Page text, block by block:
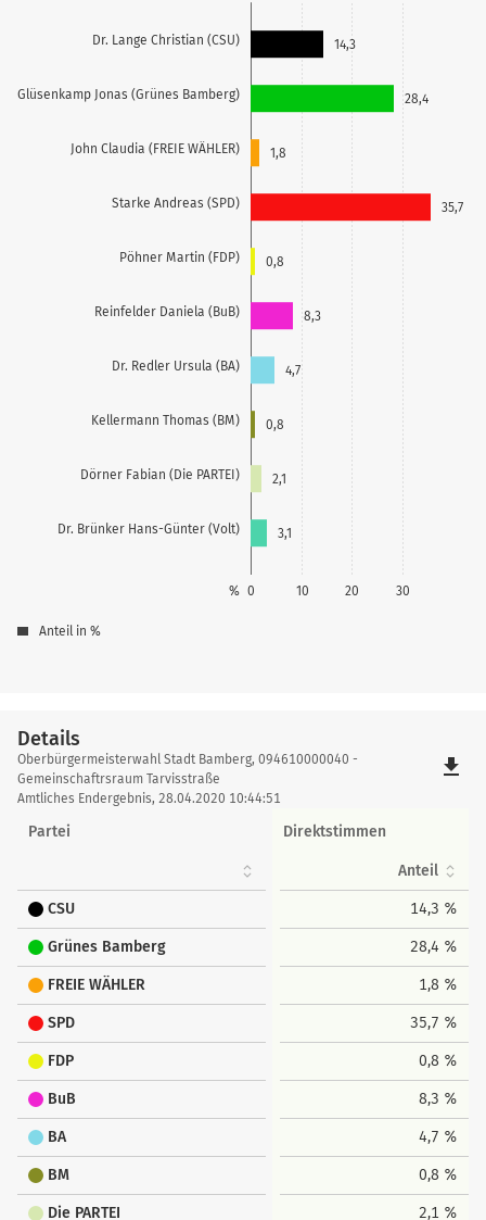
Dr. Lange Christian (CSU)
Glüsenkamp Jonas (Grünes Bamberg)
John Claudia (FREIE WÄHLER)
Starke Andreas (SPD)
Pöhner Martin (FDP)
Reinfelder Daniela (BuB)
Dr. Redler Ursula (BA)
Kellermann Thomas (BM)
Dörner Fabian (Die PARTEI)
Dr. Brünker Hans-Günter (Volt)
0 10 20 30
%
14,3
28,4
1,8
35,7
0,8
8,3
4,7
0,8
2,1
3,1
Anteil in %
Details
Details
Oberbürgermeisterwahl Stadt Bamberg, 094610000040 -
Gemeinschaftrsraum Tarvisstraße
Amtliches Endergebnis, 28.04.2020 10:44:51
file_download
Partei Direktstimmen
Anteil
CSU 14,3 %
Grünes Bamberg 28,4 %
FREIE WÄHLER 1,8 %
SPD 35,7 %
FDP 0,8 %
BuB 8,3 %
BA 4,7 %
BM 0,8 %
Die PARTEI 2,1 %